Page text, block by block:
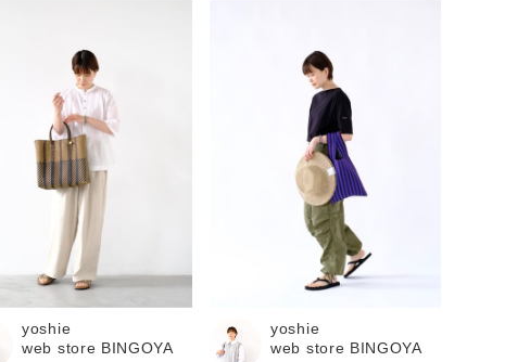
yoshie
web store BINGOYA
yoshie
web store BINGOYA